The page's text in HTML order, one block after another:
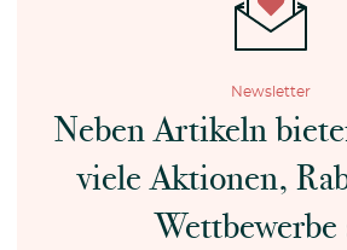
Newsletter
Neben Artikeln
viele Aktionen,
Wettbewerbe